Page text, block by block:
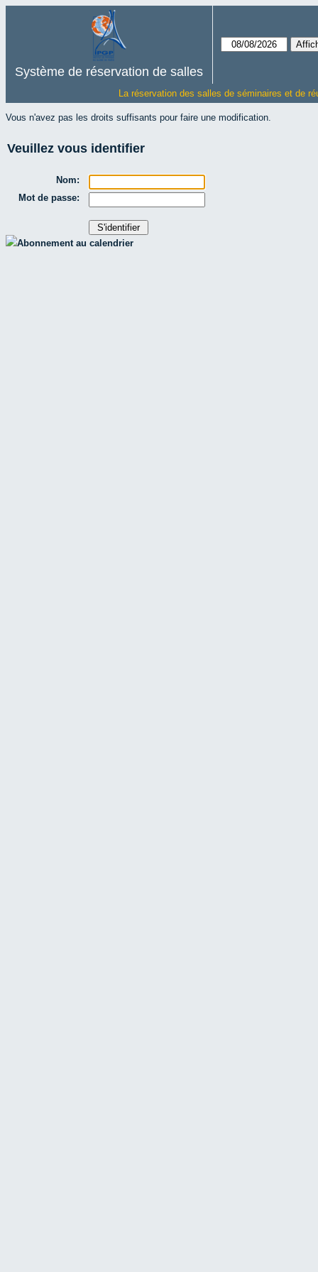
Système de réservation de salles
La réservation des salles de séminaires et de
Vous n'avez pas les droits suffisants pour faire une modification.
Veuillez vous identifier
Nom:
Mot de passe:
Abonnement au calendrier